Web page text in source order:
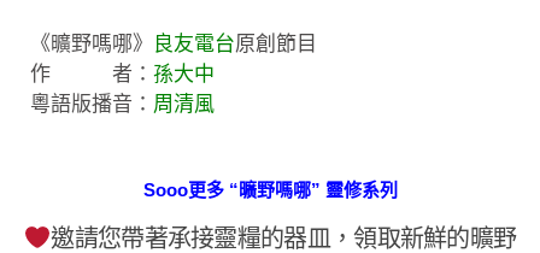
《曠野嗎哪》 良友電台原創節目
作 者： 孫大中
粵語版播音： 周清風
Sooo更多 “曠野嗎哪” 靈修系列
邀請您帶著承接靈糧的器皿，領取新鮮的曠野